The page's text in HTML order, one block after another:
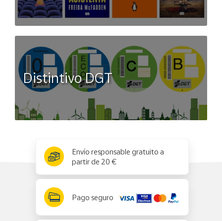
Distintivo DGT
Envío responsable gratuito a
partir de 20 €
Pago seguro